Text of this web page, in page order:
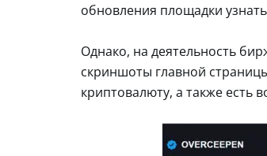
обновления площадки
Однако, на деятельность
скриншоты главной
криптовалюту, а также есть